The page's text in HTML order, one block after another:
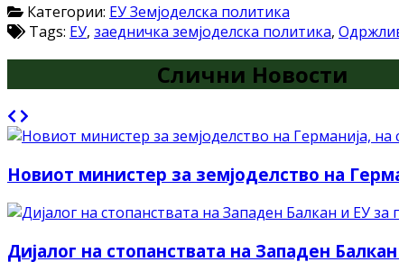
Категории: ЕУ Земјоделска политика
Tags: ЕУ, заедничка земјоделска политика,
Слични Новости
Новиот министер за земјоделство на
Дијалог на стопанствата на Западен